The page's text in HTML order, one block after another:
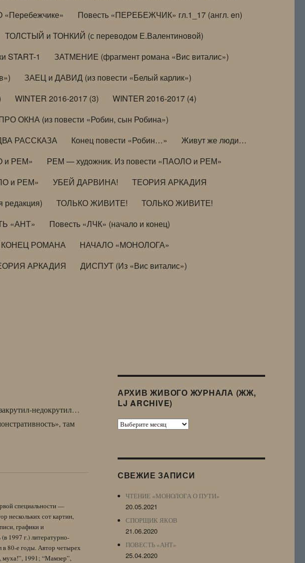
«Перебежчике»
Повесть «ПЕРЕБЕЖЧИК» гл.1_17 (англ. en)
ТОЛСТЫЙ и ТОНКИЙ (с переводом Е.Валентиновой)
START-1
ЗАТМЕНИЕ (фрагмент романа «Вис виталис»)
ЗАЕЦ и ДАВИД (из повести «Белый карлик»)
WINTER 2016-2017 (3)
WINTER 2016-2017 (4)
ОКНА (из повести «Робин, сын Робина»)
РАССКАЗА Конец повести «Робин…»
Живут же люди…
и РЕМ»
РЕМ — художник. Из повести «ПАОЛО и РЕМ»
и РЕМ» УБЕЙ ДАРВИНА!
ТЕОРИЯ АРКАДИЯ
ТОЛЬКО ЖИВИТЕ!
ТОЛЬКО ЖИВИТЕ!
«АНТ»
Повесть «ЛЧК» (начало и конец)
КОНЕЦ РОМАНА
НАЧАЛО «МОНОЛОГА»
АРКАДИЯ ДИСПУТ (Из «Вис виталис»)
недокрутил…
там
специальности —
нескольких сот картин,
графики и
1997 г.) литературно-
в 80-е годы. Автор четырех
муха!”, 1991; “Мамзер”,
АРХИВ ЖИВОГО ЖУРНАЛА (ЖЖ,
LJ ARCHIVE)
Архив
Archive)
СВЕЖИЕ ЗАПИСИ
ЧТЕНИЕ «МОНОЛОГА О ПУТИ»
20.05.2021
СПОРЩИК ЯКОВ
21.06.2020
ПОВЕСТЬ «АНТ»
25.04.2020